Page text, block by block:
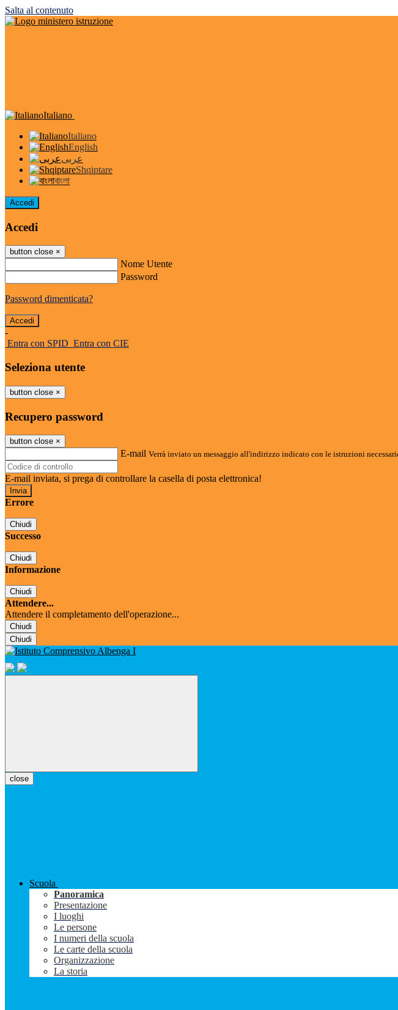
Salta al contenuto
Italiano
Italiano
English
عربى
Shqiptare
বাংলা
Accedi
Accedi
button close ×
Nome Utente
Password
Password dimenticata?
-
Entra con SPID Entra con CIE
Seleziona utente
button close ×
Recupero password
button close ×
E-mail Verrà inviato un messaggio all'indirizzo indicato con le istruzioni
E-mail inviata, si prega di controllare la casella di posta elettronica!
Errore
Chiudi
Successo
Chiudi
Informazione
Chiudi
Attendere...
Attendere il completamento dell'operazione...
Chiudi
Chiudi
close
Scuola
Panoramica
Presentazione
I luoghi
Le persone
I numeri della scuola
Le carte della scuola
Organizzazione
La storia